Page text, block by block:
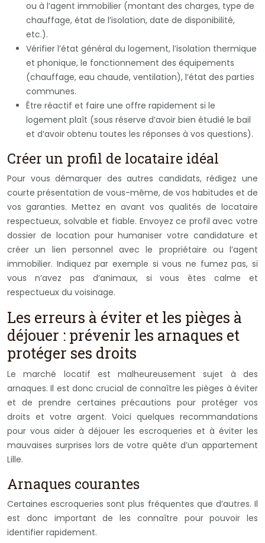
ou à l’agent immobilier (montant des charges, type de
chauffage, état de l’isolation, date de disponibilité,
etc.).
Vérifier l’état général du logement, l’isolation thermique
et phonique, le fonctionnement des équipements
(chauffage, eau chaude, ventilation), l’état des parties
communes.
Être réactif et faire une offre rapidement si le
logement plaît (sous réserve d’avoir bien étudié le bail
et d’avoir obtenu toutes les réponses à vos questions).
Créer un profil de locataire idéal
Pour vous démarquer des autres candidats, rédigez une
courte présentation de vous-même, de vos habitudes et de
vos garanties. Mettez en avant vos qualités de locataire
respectueux, solvable et fiable. Envoyez ce profil avec votre
dossier de location pour humaniser votre candidature et
créer un lien personnel avec le propriétaire ou l’agent
immobilier. Indiquez par exemple si vous ne fumez pas, si
vous n’avez pas d’animaux, si vous êtes calme et
respectueux du voisinage.
Les erreurs à éviter et les pièges à
déjouer : prévenir les arnaques et
protéger ses droits
Le marché locatif est malheureusement sujet à des
arnaques. Il est donc crucial de connaître les pièges à éviter
et de prendre certaines précautions pour protéger vos
droits et votre argent. Voici quelques recommandations
pour vous aider à déjouer les escroqueries et à éviter les
mauvaises surprises lors de votre quête d’un appartement
Lille.
Arnaques courantes
Certaines escroqueries sont plus fréquentes que d’autres. Il
est donc important de les connaître pour pouvoir les
identifier rapidement.